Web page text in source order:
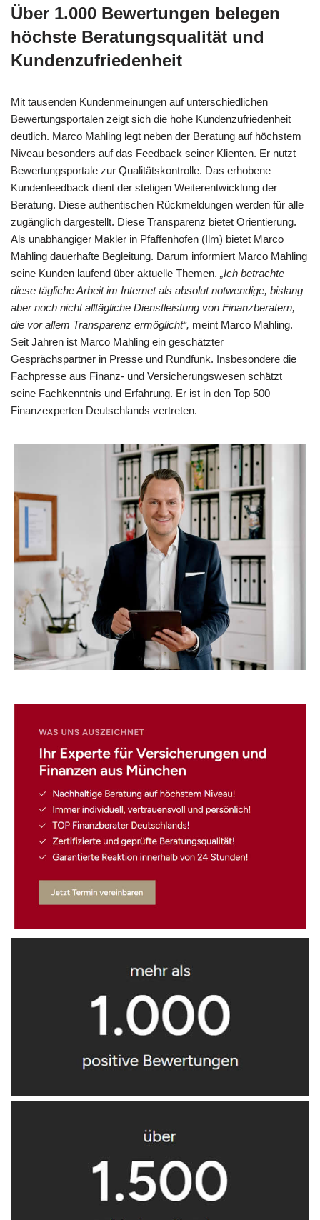
Über 1.000 Bewertungen belegen
höchste Beratungsqualität und
Kundenzufriedenheit
Mit tausenden Kundenmeinungen auf unterschiedlichen
Bewertungsportalen zeigt sich die hohe Kundenzufriedenheit
deutlich. Marco Mahling legt neben der Beratung auf höchstem
Niveau besonders auf das Feedback seiner Klienten. Er nutzt
Bewertungsportale zur Qualitätskontrolle. Das erhobene
Kundenfeedback dient der stetigen Weiterentwicklung der
Beratung. Diese authentischen Rückmeldungen werden für alle
zugänglich dargestellt. Diese Transparenz bietet Orientierung.
Als unabhängiger Makler in Pfaffenhofen (Ilm) bietet Marco
Mahling dauerhafte Begleitung. Darum informiert Marco Mahling
seine Kunden laufend über aktuelle Themen. „Ich betrachte
diese tägliche Arbeit im Internet als absolut notwendige, bislang
aber noch nicht alltägliche Dienstleistung von Finanzberatern,
die vor allem Transparenz ermöglicht“, meint Marco Mahling.
Seit Jahren ist Marco Mahling ein geschätzter
Gesprächspartner in Presse und Rundfunk. Insbesondere die
Fachpresse aus Finanz- und Versicherungswesen schätzt
seine Fachkenntnis und Erfahrung. Er ist in den Top 500
Finanzexperten Deutschlands vertreten.
☎️ Nehmen Sie Kontakt